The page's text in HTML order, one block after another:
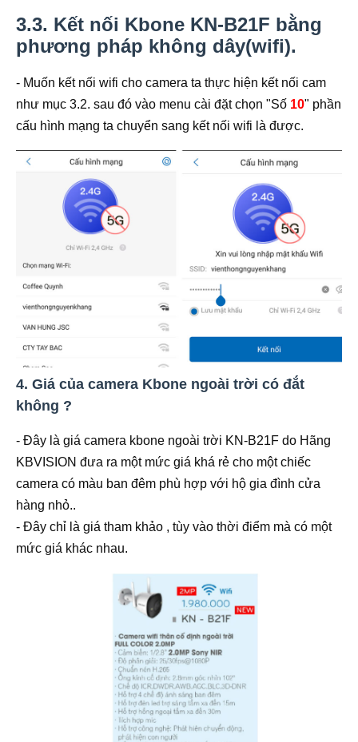
3.3. Kết nối Kbone KN-B21F bằng
phương pháp không dây(wifi).
- Muốn kết nối wifi cho camera ta thực hiện kết nối cam
như mục 3.2. sau đó vào menu cài đặt chọn "Số 10" phần
cấu hình mạng ta chuyển sang kết nối wifi là được.
4. Giá của camera Kbone ngoài trời có đắt
không ?
- Đây là giá camera kbone ngoài trời KN-B21F do Hãng
KBVISION đưa ra một mức giá khá rẻ cho một chiếc
camera có màu ban đêm phù hợp với hộ gia đình cửa
hàng nhỏ..
- Đây chỉ là giá tham khảo , tùy vào thời điểm mà có một
mức giá khác nhau.